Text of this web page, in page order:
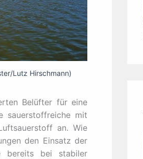
Lutz Hirschmann)
Belüfter für eine
sauerstoffreiche mit
an. Wie
den Einsatz der
bereits bei stabiler